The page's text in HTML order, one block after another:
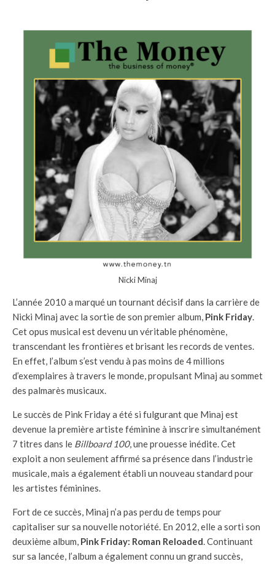
Nicki Minaj
L’année 2010 a marqué un tournant décisif dans la carrière de
Nicki Minaj avec la sortie de son premier album, Pink Friday
Cet opus musical est devenu un véritable phénomène,
transcendant les frontières et brisant les records de ventes.
En effet, l’album s’est vendu à pas moins de 4 millions
d’exemplaires à travers le monde, propulsant Minaj au sommet
des palmarès musicaux.
Le succès de Pink Friday a été si fulgurant que Minaj est
devenue la première artiste féminine à inscrire simultanément
7 titres dans le Billboard 100, une prouesse inédite. Cet
exploit a non seulement affirmé sa présence dans l’industrie
musicale, mais a également établi un nouveau standard pour
les artistes féminines.
Fort de ce succès, Minaj n’a pas perdu de temps pour
capitaliser sur sa nouvelle notoriété. En 2012, elle a sorti son
deuxième album, Pink Friday: Roman Reloaded . Continuant
sur sa lancée, l’album a également connu un grand succès,